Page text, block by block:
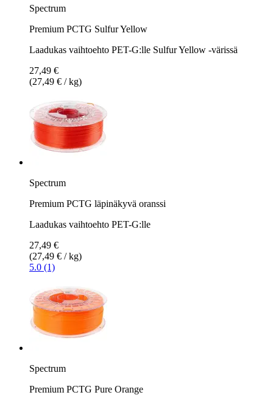
Spectrum
Premium PCTG Sulfur Yellow
Laadukas vaihtoehto PET-G:lle Sulfur Yellow -värissä
27,49 €
(27,49 € / kg)
Spectrum
Premium PCTG läpinäkyvä oranssi
Laadukas vaihtoehto PET-G:lle
27,49 €
(27,49 € / kg)
5.0 (1)
Spectrum
Premium PCTG Pure Orange